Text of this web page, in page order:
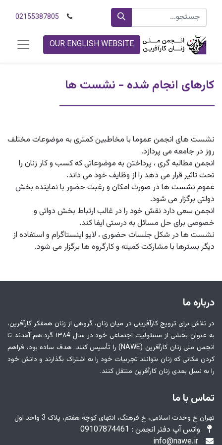
02155387805
OUR ENGLISH WEBSITE
کارهای انجام شده - نشست ها
نشست های انجمن عموما با مخاطبین کمتری به موضوعات مختلف
روز در جامعه می پردازد.
انجمن مطالبه گری ، پرداختن به موضوعاتی که کسب و کار زنان را
تحت تاثیر قرار می دهد را از وظایف خود می داند.
عموم نشست ها در صورت امکان و رغبت حضور با نماینده بخش
دولتی برگزار می شود.
انجمن سعی دارد نقش خود را در غالب ارتباط بخش دواتی و
خصوصی برای حل مسائل به درستی ایفا کند.
نشست ها در شکل جلسات حضوری ، لایو اینستاگرام و استفاده از
دیگر بسترها با مشارکت کمیته و کارگروه ها برگزار می شود.
درباره ما
در تلاش برای ترویج کارآفرینی در میان زنان، گروهی از زنان همفکر کارآفرین،
به عنوان بخشی از مسئولیت اجتماعی خود در سال ۱۳۸4 گرد هم آمدند تا
انجمن ملی زنان کارآفرین (NAWE) را تأسیس کنند. هدف ساده بود، فراهم
کردن مکانی که زنان بتوانند تجربیات خود را به اشتراک بگذارند و دانش خود
را به نسل بعدی زنان کارآفرین منتقل کنند.
تماس با ما
تهران خ وحدت اسلامی، خ فرهنگ، انتهای کوچه هفتم، پلاک 3 واحد اول
واتس آپ دفتر انجمن : 09107874461
info@nawe.ir